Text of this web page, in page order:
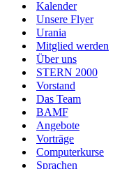
Kalender
Unsere Flyer
Urania
Mitglied werden
Über uns
STERN 2000
Vorstand
Das Team
BAMF
Angebote
Vorträge
Computerkurse
Sprachen